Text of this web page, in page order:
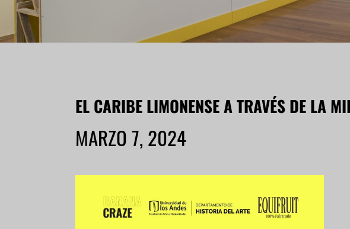
EL CARIBE LIMONENSE A TRAVÉS DE LA
MARZO 7, 2024